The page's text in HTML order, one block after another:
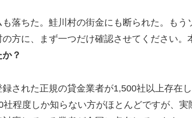
も落ちた。鮭川村の街金にも断られた。も
方に、まず一つだけ確認させてください。
？
された正規の貸金業者が1,500社以上存在
社程度しか知らない方がほとんどですが、